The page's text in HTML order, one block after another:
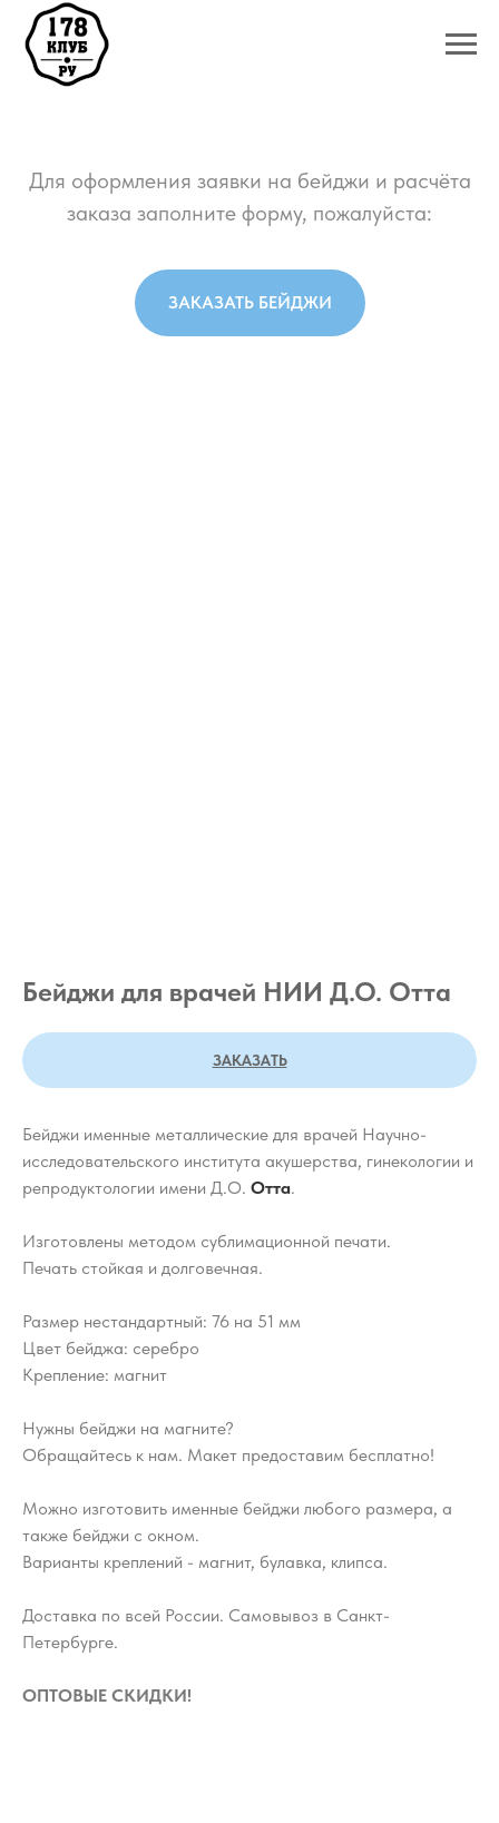
Для оформления заявки на бейджи и расчёта
заказа заполните форму, пожалуйста:
ЗАКАЗАТЬ БЕЙДЖИ
Бейджи для врачей НИИ Д.О. Отта
ЗАКАЗАТЬ
Бейджи именные металлические для врачей Научно-
исследовательского института акушерства, гинекологии и
репродуктологии имени Д.О. Отта.
Изготовлены методом сублимационной печати.
Печать стойкая и долговечная.
Размер нестандартный: 76 на 51 мм
Цвет бейджа: серебро
Крепление: магнит
Нужны бейджи на магните?
Обращайтесь к нам. Макет предоставим бесплатно!
Можно изготовить именные бейджи любого размера, а
также бейджи с окном.
Варианты креплений - магнит, булавка, клипса.
Доставка по всей России. Самовывоз в Санкт-
Петербурге.
ОПТОВЫЕ СКИДКИ!